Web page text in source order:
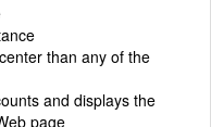
than any of the
and displays the
page